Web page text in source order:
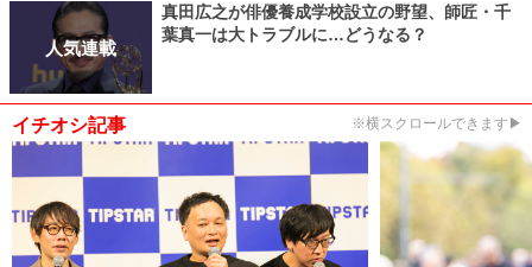
人気連載
真田広之が俳優養成学校設立の野望、師匠・千
葉真一は大トラブルに…どうなる？
イチオシ記事 ※横スクロールできます▶